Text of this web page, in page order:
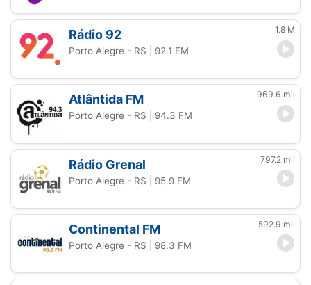
Rádio 92 1.8 M
Porto Alegre - RS | 92.1 FM
Atlântida FM 969.6 mil
Porto Alegre - RS | 94.3 FM
Rádio Grenal 797.2 mil
Porto Alegre - RS | 95.9 FM
Continental FM 592.9 mil
Porto Alegre - RS | 98.3 FM